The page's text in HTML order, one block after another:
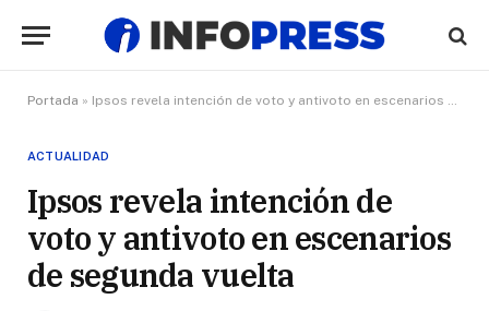
Portada » Ipsos revela intención de voto y antivoto en escenarios de segunda vuelta
ACTUALIDAD
Ipsos revela intención de
voto y antivoto en escenarios
de segunda vuelta